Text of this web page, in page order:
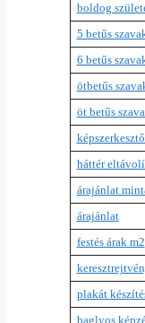
boldog
5 betűs
6 betűs
ötbetűs
öt betűs
háttér
árajánlat
árajánlat
festés árak m2
plakát
baglyos